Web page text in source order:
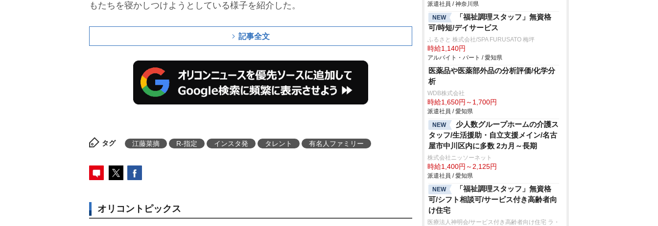
もたちを寝かしつけようとしている様子を紹介した。
記事全文
タグ 江藤菜摘 R-指定 インスタ発 タレント 有名人ファミリー
オリコントピックス
派遣社員 / 神奈川県
NEW
「福祉調理スタッフ」無資格
可/時短/デイサービス
ふるさと 株式会社/SPA FURUSATO 梅坪
時給1,140円
アルバイト・パート / 愛知県
医薬品や医薬部外品の分析評価/化学分
析
WDB株式会社
時給1,650円～1,700円
派遣社員 / 愛知県
NEW
少人数グループホームの介護ス
タッフ/生活援助・自立支援メイン/名古
屋市中川区内に多数 2カ月～長期
株式会社ニッソーネット
時給1,400円～2,125円
派遣社員 / 愛知県
NEW
「福祉調理スタッフ」無資格
可/シフト相談可/サービス付き高齢者向
け住宅
医療法人神明会/サービス付き高齢者向け住宅 ラ・